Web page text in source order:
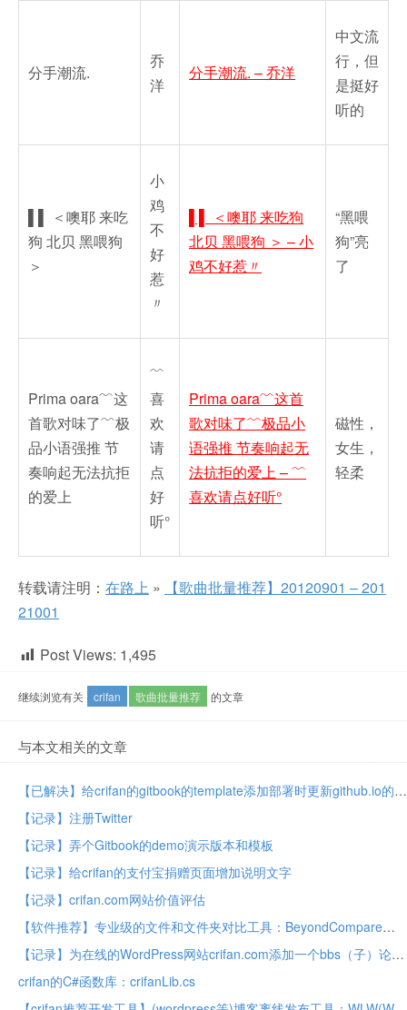
分手潮流.
乔
洋
分手潮流. – 乔洋
中文流
行，但
是挺好
听的
▌▌ ＜噢耶 来吃
狗 北贝 黑喂狗
＞
小
鸡
不
好
惹
〃
▌▌ ＜噢耶 来吃狗
北贝 黑喂狗 ＞ – 小
鸡不好惹〃
“黑喂
狗”亮
了
Prima oara﹌这
首歌对味了﹌极
品小语强推 节
奏响起无法抗拒
的爱上
﹌
喜
欢
请
点
好
听°
Prima oara﹌这首
歌对味了﹌极品小
语强推 节奏响起无
法抗拒的爱上 – ﹌
喜欢请点好听°
磁性，
女生，
轻柔
转载请注明： 在路上 »
【歌曲批量推荐】20120901 – 201
21001
Post Views: 1,495
继续浏览有关 crifan 歌曲批量推荐 的文章
与本文相关的文章
【已解决】给crifan的gitbook的template添加部署时更新github.io的README
【记录】注册Twitter
【记录】弄个Gitbook的demo演示版本和模板
【记录】给crifan的支付宝捐赠页面增加说明文字
【记录】crifan.com网站价值评估
【软件推荐】专业级的文件和文件夹对比工具：BeyondCompare
【记录】为在线的WordPress网站crifan.com添加一个bbs（子）论坛
crifan的C#函数库：crifanLib.cs